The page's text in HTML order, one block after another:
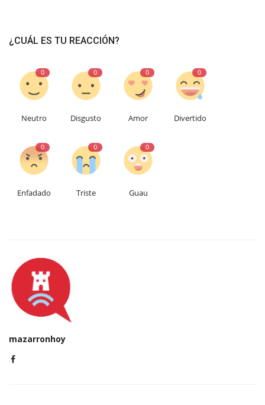
¿CUÁL ES TU REACCIÓN?
0
Neutro
0
Disgusto
0
Amor
0
Divertido
0
Enfadado
0
Triste
0
Guau
mazarronhoy